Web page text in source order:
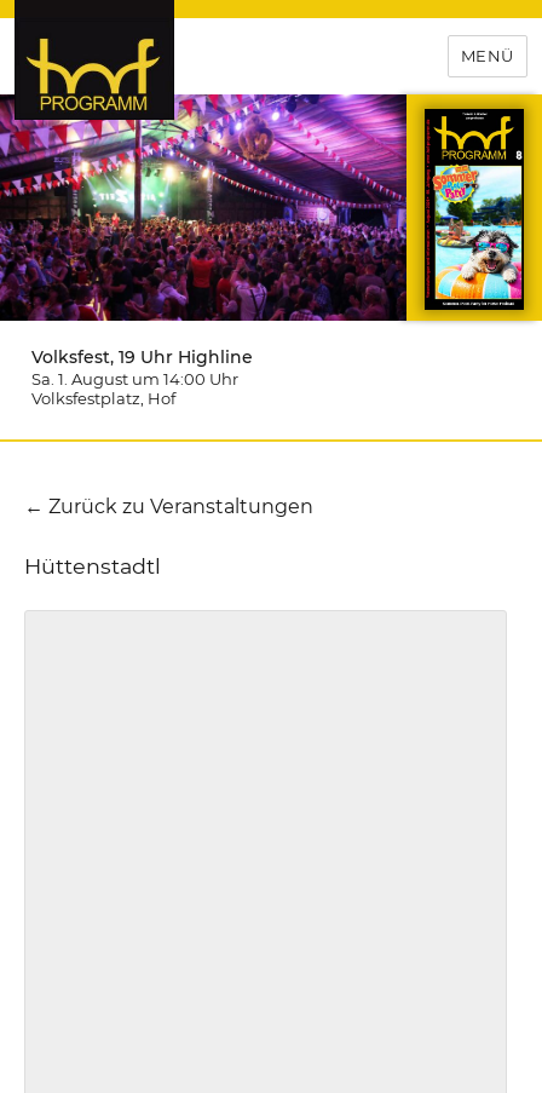
hof-programm – das
Veranstaltungsportal für
Hochfranken
MENÜ
Volksfest, 19 Uhr Highline
Sa. 1. August um 14:00 Uhr
Volksfestplatz , Hof
← Zurück zu Veranstaltungen
Hüttenstadtl